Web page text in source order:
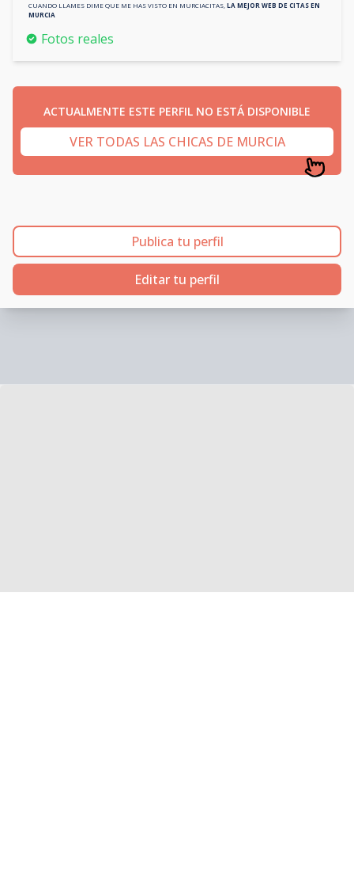
CUANDO LLAMES DIME QUE ME HAS VISTO EN MURCIACITAS,LA MEJOR WEB DE CITAS EN
MURCIA
Fotos reales
ACTUALMENTE ESTE PERFIL NO ESTÁ DISPONIBLE
VER TODAS LAS CHICAS DE MURCIA
Publica tu perfil
Editar tu perfil
©2026www.murciacitas.com. Todos los derechos reservados